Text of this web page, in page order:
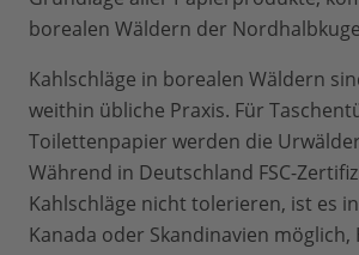
borealen Wäldern der
Kahlschläge in borealen Wäldern
weithin übliche Praxis. Für
Toilettenpapier werden die
Während in Deutschland FSC-
Kahlschläge nicht tolerieren, ist es
Kanada oder Skandinavien möglich,